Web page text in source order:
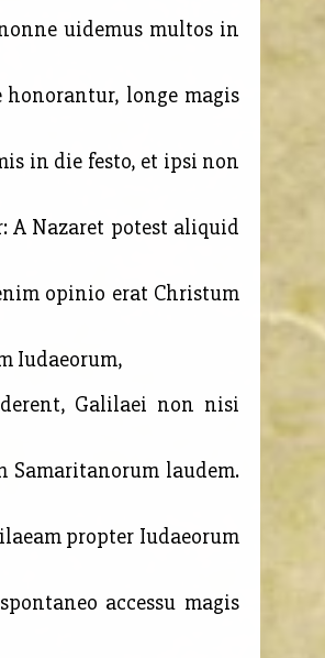
uidemus multos in
honorantur, longe magis
in die festo, et ipsi non
A Nazaret potest aliquid
opinio erat Christum
Iudaeorum,
Galilaei non nisi
laudem.
propter Iudaeorum
accessu magis